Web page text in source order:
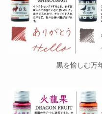
黒を愉しむ万